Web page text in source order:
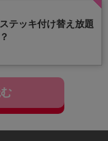
テッキ付け替え放題